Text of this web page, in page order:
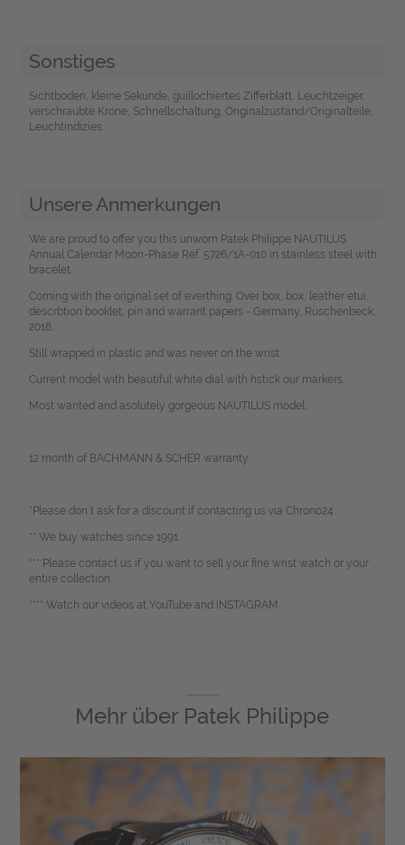
Sonstiges
Sichtboden, kleine Sekunde, guillochiertes Zifferblatt, Leuchtzeiger,
verschraubte Krone, Schnellschaltung, Originalzustand/Originalteile,
Leuchtindizies
Unsere Anmerkungen
We are proud to offer you this unworn Patek Philippe NAUTILUS
Annual Calendar Moon-Phase Ref. 5726/1A-010 in stainless steel with
bracelet.
Coming with the original set of everthing. Over box, box, leather etui,
descrbtion booklet, pin and warrant papers - Germany, Rüschenbeck,
2018.
Still wrapped in plastic and was never on the wrist.
Current model with beautiful white dial with hstick our markers.
Most wanted and asolutely gorgeous NAUTILUS model.
12 month of BACHMANN & SCHER warranty.
*Please don`t ask for a discount if contacting us via Chrono24.
** We buy watches since 1991.
*** Please contact us if you want to sell your fine wrist watch or your
entire collection.
**** Watch our videos at YouTube and INSTAGRAM.
Mehr über Patek Philippe